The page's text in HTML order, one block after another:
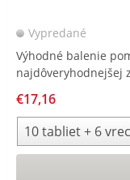
Vypredané
Výhodné balenie
najdôveryhodnejšej
€17,16